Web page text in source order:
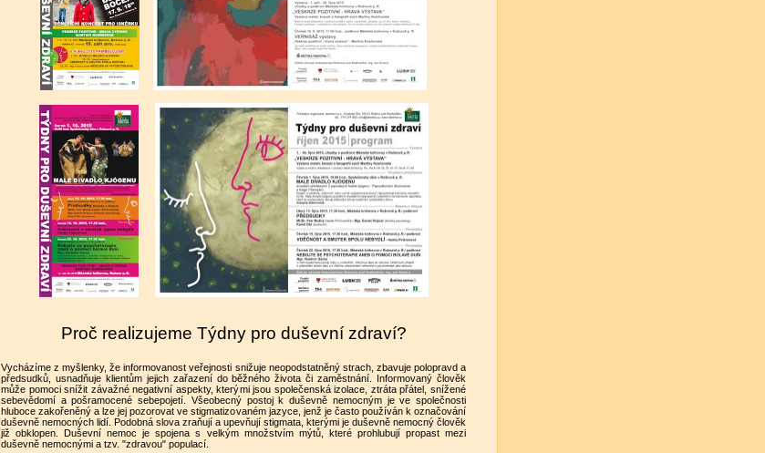
Proč realizujeme Týdny pro duševní zdraví?
Vycházíme z myšlenky, že informovanost veřejnosti snižuje neopodstatněný strach, zbavuje polopravd a
předsudků, usnadňuje klientům jejich zařazení do běžného života či zaměstnání. Informovaný člověk
může pomoci snížit závažné negativní aspekty, kterými jsou společenská izolace, ztráta přátel, snížené
sebevědomí a pošramocené sebepojetí. Všeobecný postoj k duševně nemocným je ve společnosti
hluboce zakořeněný a lze jej pozorovat ve stigmatizovaném jazyce, jenž je často používán k označování
duševně nemocných lidí. Podobná slova zraňují a upevňují stigmata, kterými je duševně nemocný člověk
již obklopen. Duševní nemoc je spojena s velkým množstvím mýtů, které prohlubují propast mezi
duševně nemocnými a tzv. "zdravou" populací.